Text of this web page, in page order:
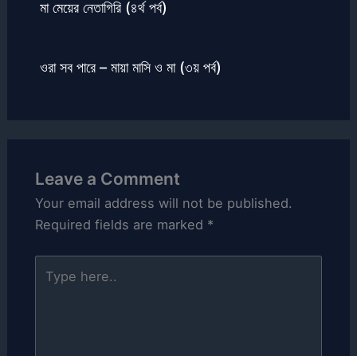
মা মেয়ের নেতাগিরি (৪র্থ পর্ব)
ওরা সব পারে – মায়া মাসি ও মা (৩য় পর্ব)
Leave a Comment
Your email address will not be published.
Required fields are marked *
here..